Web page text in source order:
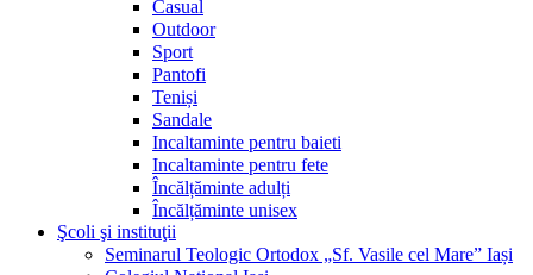
Casual
Outdoor
Sport
Pantofi
Teniși
Sandale
Incaltaminte pentru baieti
Incaltaminte pentru fete
Încălțăminte adulți
Încălțăminte unisex
Şcoli şi instituţii
Seminarul Teologic Ortodox „Sf. Vasile cel Mare” Iași